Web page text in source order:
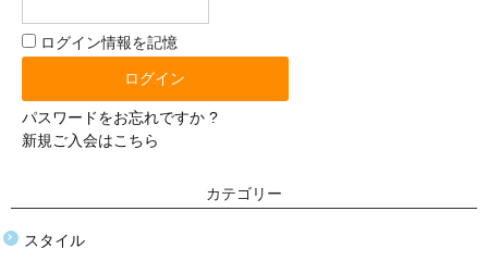
材質選択
TPE（エラストラマー）
塩化ビニール（プラスティック）
ログイン情報を記憶
パスワードをお忘れですか ?
新規ご入会はこちら
カテゴリー
スタイル